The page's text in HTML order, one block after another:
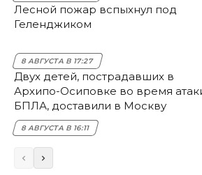
Лесной пожар вспыхнул под
Геленджиком
8 АВГУСТА В 17:27
Двух детей, пострадавших в
Архипо-Осиповке во время
БПЛА, доставили в Москву
8 АВГУСТА В 16:11